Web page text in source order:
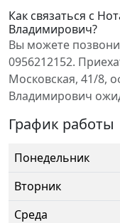
Как связаться с
Владимирович?
Вы можете
0956212152.
Московская, 41/8,
Владимирович
График работы
Понедельник
Вторник
Среда